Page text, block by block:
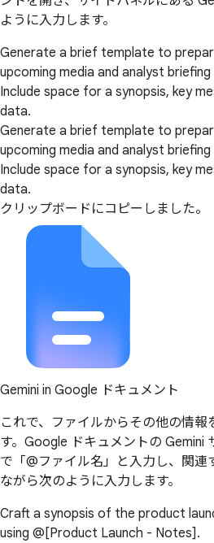
ように入力します。
Generate a brief template to
upcoming media and analyst
Include space for a synopsis, key
data.
Generate a brief template to
upcoming media and analyst
Include space for a synopsis, key
data.
クリップボードにコピーしました。
Gemini in Google ドキュメント
これで、ファイルからその他の情報
す。Google ドキュメントの Gemini
で「@ファイル名」と入力し、関連
ながら次のように入力します。
Craft a synopsis of the product
using @[Product Launch - Notes].